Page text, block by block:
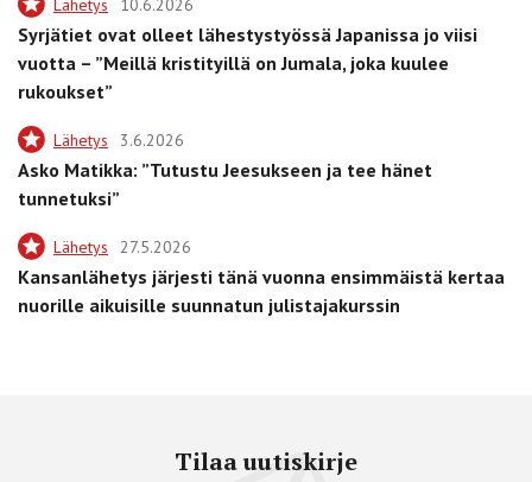
Lähetys 10.6.2026
Syrjätiet ovat olleet lähestystyössä Japanissa jo viisi
vuotta – ”Meillä kristityillä on Jumala, joka kuulee
rukoukset”
Lähetys 3.6.2026
Asko Matikka: ”Tutustu Jeesukseen ja tee hänet
tunnetuksi”
Lähetys 27.5.2026
Kansanlähetys järjesti tänä vuonna ensimmäistä kertaa
nuorille aikuisille suunnatun julistajakurssin
Tilaa uutiskirje